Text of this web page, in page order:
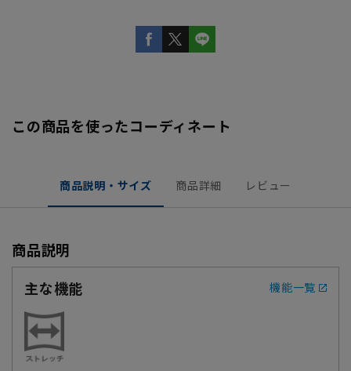
この商品を使ったコーディネート
商品説明・サイズ 商品詳細 レビュー
商品説明
主な機能
機能一覧